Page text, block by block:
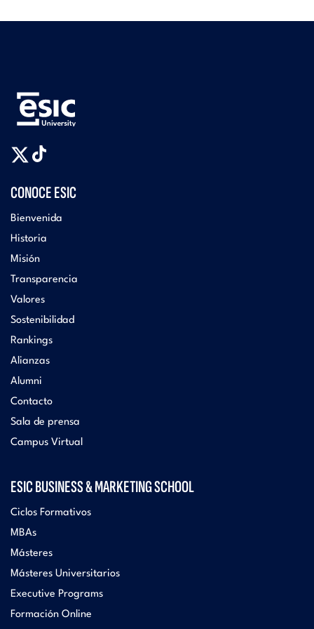
CONOCE ESIC
Bienvenida
Historia
Misión
Transparencia
Valores
Sostenibilidad
Rankings
Alianzas
Alumni
Contacto
Sala de prensa
Campus Virtual
ESIC BUSINESS & MARKETING SCHOOL
Ciclos Formativos
MBAs
Másteres
Másteres Universitarios
Executive Programs
Formación Online